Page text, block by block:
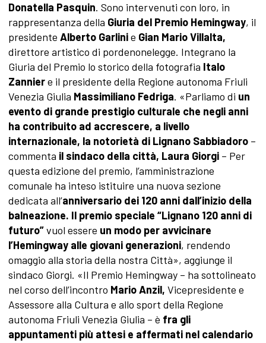
Donatella Pasquin. Sono intervenuti con loro, in
rappresentanza della Giuria del Premio Hemingway, il
presidente Alberto Garlinie Gian Mario Villalta,
direttore artistico di pordenonelegge. Integrano la
Giuria del Premio lo storico della fotografia Italo
Zanniere il presidente della Regione autonoma Friuli
Venezia Giulia Massimiliano Fedriga. «Parliamo di un
evento di grande prestigio culturale che negli anni
ha contribuito ad accrescere, a livello
internazionale, la notorietà di Lignano Sabbiadoro–
commenta il sindaco della città, Laura Giorgi– Per
questa edizione del premio, l’amministrazione
comunale ha inteso istituire una nuova sezione
dedicata all’anniversario dei 120 anni dall’inizio della
balneazione. Il premio speciale “Lignano 120 anni di
futuro”vuol essere un modo per avvicinare
l’Hemingway alle giovani generazioni, rendendo
omaggio alla storia della nostra Città», aggiunge il
sindaco Giorgi. «Il Premio Hemingway – ha sottolineato
nel corso dell’incontro Mario Anzil, Vicepresidente e
Assessore alla Cultura e allo sport della Regione
autonoma Friuli Venezia Giulia – è fra gli
appuntamenti più attesi e affermati nel calendario